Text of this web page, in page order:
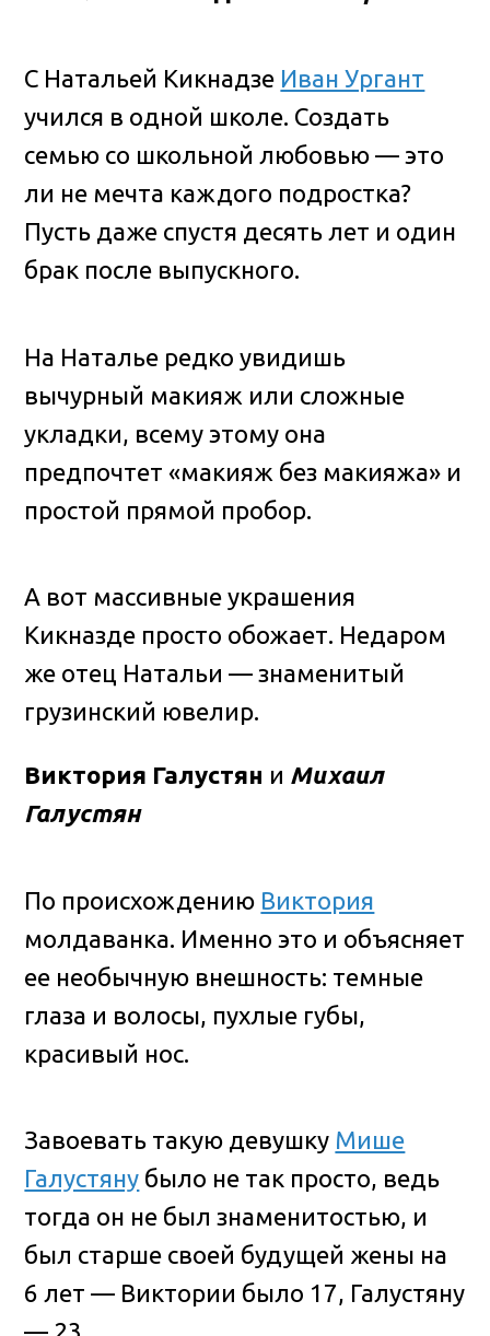
С Натальей Кикнадзе Иван Ургант
учился в одной школе. Создать
семью со школьной любовью — это
ли не мечта каждого подростка?
Пусть даже спустя десять лет и один
брак после выпускного.
На Наталье редко увидишь
вычурный макияж или сложные
укладки, всему этому она
предпочтет «макияж без макияжа» и
простой прямой пробор.
А вот массивные украшения
Кикназде просто обожает. Недаром
же отец Натальи — знаменитый
грузинский ювелир.
Виктория Галустян и Михаил
Галустян
По происхождению Виктория
молдаванка. Именно это и объясняет
ее необычную внешность: темные
глаза и волосы, пухлые губы,
красивый нос.
Завоевать такую девушку Мише
Галустяну было не так просто, ведь
тогда он не был знаменитостью, и
был старше своей будущей жены на
6 лет — Виктории было 17, Галустяну